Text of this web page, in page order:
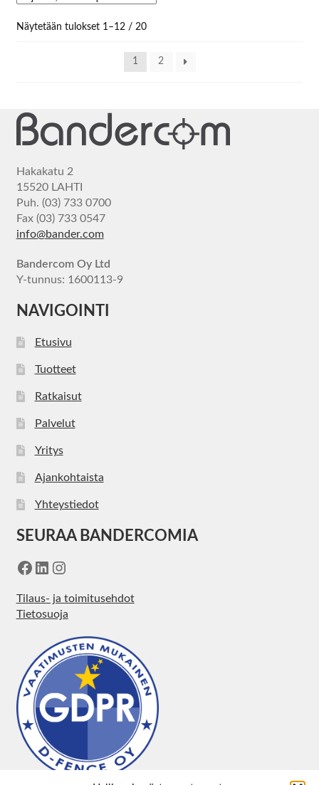
Näytetään tulokset 1–12 / 20
1 2
Hakakatu 2
15520 LAHTI
Puh. (03) 733 0700
Fax (03) 733 0547
info@bander.com
Bandercom Oy Ltd
Y-tunnus: 1600113-9
NAVIGOINTI
Etusivu
Tuotteet
Ratkaisut
Palvelut
Yritys
Ajankohtaista
Yhteystiedot
SEURAA BANDERCOMIA
Facebook
LinkedIn
Instagram
Tilaus- ja toimitusehdot
Tietosuoja